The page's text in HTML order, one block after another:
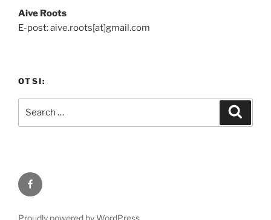
Aive Roots
E-post: aive.roots[at]gmail.com
OTSI:
Facebook
Proudly powered by WordPress